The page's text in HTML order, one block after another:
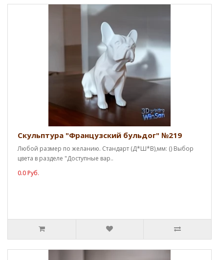
Скульптура "Французский бульдог" №219
Любой размер по желанию. Стандарт (Д*Ш*В),мм: () Выбор
цвета в разделе "Доступные вар..
0.0 Руб.